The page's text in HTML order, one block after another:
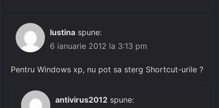
Iustina spune:
6 ianuarie 2012 la 3:13 pm
Pentru Windows xp, nu pot sa sterg Shortcut-urile ?
antivirus2012 spune: